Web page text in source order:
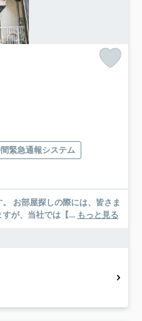
緊急通報システム
ま
が、当社では【... もっと見る